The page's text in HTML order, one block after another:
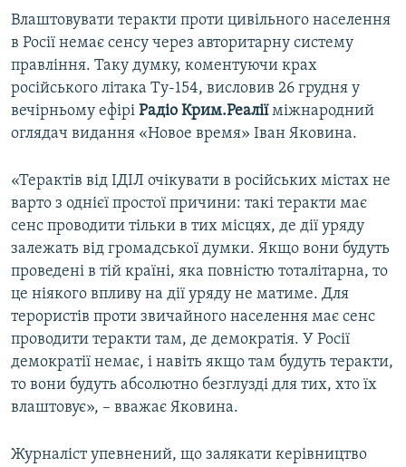
Перейти
до
пошуку
ПОГЛЯД
ІНТЕРВ'Ю
ВСЕ ЗА ДЕНЬ
СПЕЦПРОЕКТИ
ВІДЕОУРОКИ «ELIFBE»
СВІДЧЕННЯ ОКУПАЦІЇ
УКРАЇНСЬКА ПРОБЛЕМА КРИМУ
ІНФОГРАФІКА
Русский
Qırımtatar
ДОЛУЧАЙСЯ!
Усі сайти RFE/RL
Влаштовувати теракти проти цивільного населення
в Росії немає сенсу через авторитарну систему
правління. Таку думку, коментуючи крах
російського літака Ту-154, висловив 26 грудня у
вечірньому ефірі Радіо Крим.Реаліїміжнародний
оглядач видання «Новое время» Іван Яковина.
«Терактів від ІДІЛ очікувати в російських містах не
варто з однієї простої причини: такі теракти має
сенс проводити тільки в тих місцях, де дії уряду
залежать від громадської думки. Якщо вони будуть
проведені в тій країні, яка повністю тоталітарна, то
це ніякого впливу на дії уряду не матиме. Для
терористів проти звичайного населення має сенс
проводити теракти там, де демократія. У Росії
демократії немає, і навіть якщо там будуть теракти,
то вони будуть абсолютно безглузді для тих, хто їх
влаштовує», – вважає Яковина.
Журналіст упевнений, що залякати керівництво